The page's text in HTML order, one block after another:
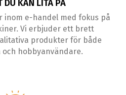
DU KAN LITA PÅ
inom e-handel med fokus på
Vi erbjuder ett brett
produkter för både
hobbyanvändare.